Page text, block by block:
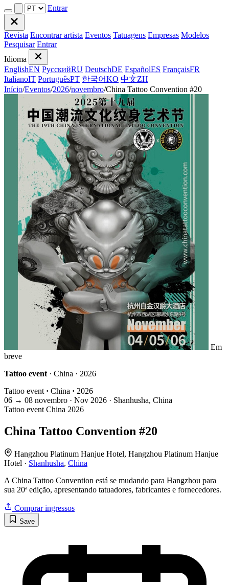
Entrar
Revista Encontrar artista Eventos Tatuagens Empresas Modelos
Pesquisar Entrar
Idioma
EnglishEN РусскийRU DeutschDE EspañolES FrançaisFR
ItalianoIT PortuguêsPT 한국어KO 中文ZH
Início/Eventos/2026/novembro/China Tattoo Convention #20
Em
breve
Tattoo event · China · 2026
Tattoo event · China · 2026
06 → 08 novembro · Nov 2026 · Shanhusha, China
Tattoo event China 2026
China Tattoo Convention #20
Hangzhou Platinum Hanjue Hotel, Hangzhou Platinum Hanjue
Hotel · Shanhusha, China
A China Tattoo Convention está se mudando para Hangzhou para
sua 20ª edição, apresentando tatuadores, fabricantes e fornecedores.
Comprar ingressos
Save